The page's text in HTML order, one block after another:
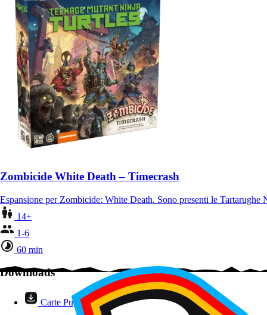
Zombicide White Death – Timecrash
Espansione per Zombicide: White Death. Sono presenti le
14+
1-6
60 min
Downloads
Carte Pugnale Pesante corrette